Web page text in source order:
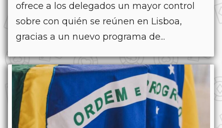
ofrece a los delegados un mayor control
sobre con quién se reúnen en Lisboa,
gracias a un nuevo programa de...